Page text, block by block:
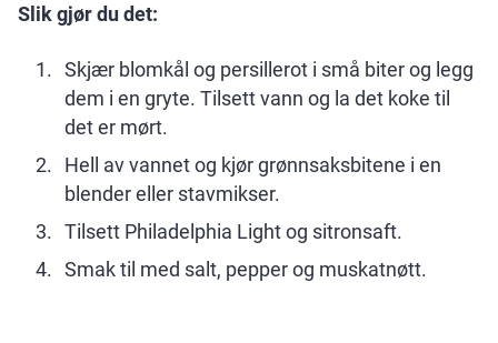
Slik gjør du det:
Skjær blomkål og persillerot i små biter og legg
dem i en gryte. Tilsett vann og la det koke til
det er mørt.
Hell av vannet og kjør grønnsaksbitene i en
blender eller stavmikser.
Tilsett Philadelphia Light og sitronsaft.
Smak til med salt, pepper og muskatnøtt.